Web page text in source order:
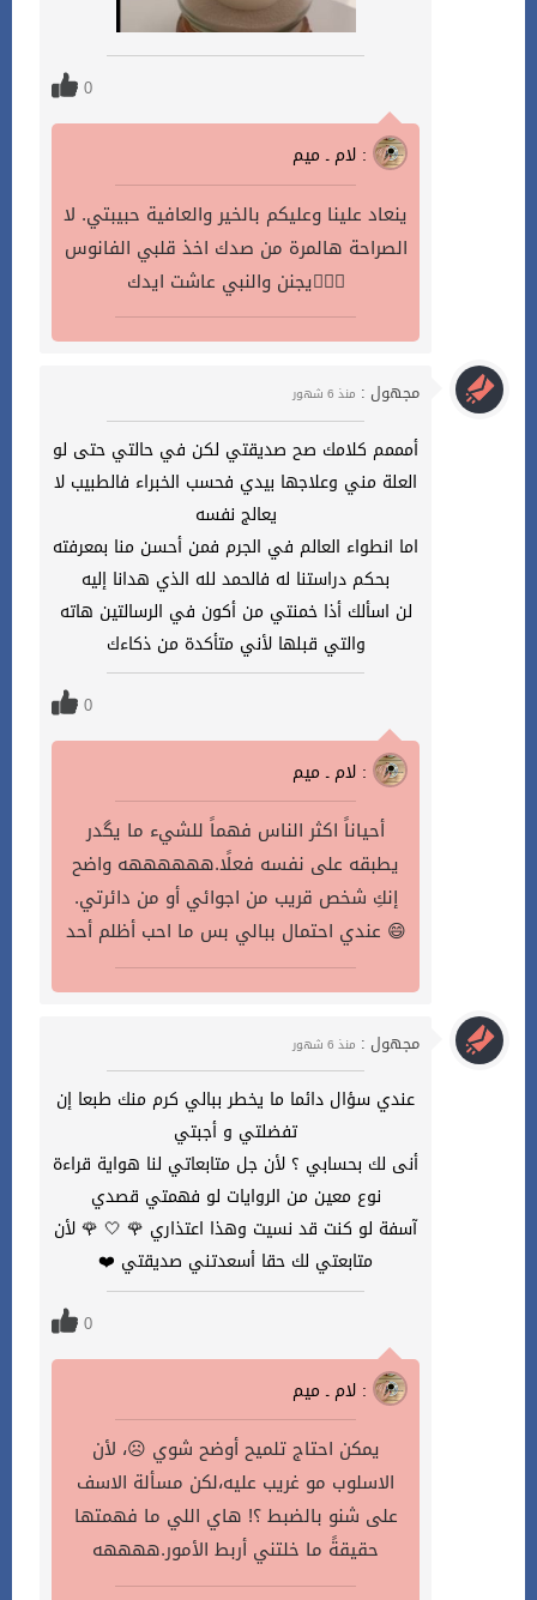
0
لام ـ ميم :
ينعاد علينا وعليكم بالخير والعافية حبيبتي. لا
الصراحة هالمرة من صدك اخذ قلبي الفانوس
يجنن والنبي عاشت ايدك👌🏻🌹
مجهول : منذ 6 شهور
أمممم كلامك صح صديقتي لكن في حالتي حتى لو
العلة مني وعلاجها بيدي فحسب الخبراء فالطبيب لا
يعالج نفسه
اما انطواء العالم في الجرم فمن أحسن منا بمعرفته
بحكم دراستنا له فالحمد لله الذي هدانا إليه
لن اسألك أذا خمنتي من أكون في الرسالتين هاته
والتي قبلها لأني متأكدة من ذكاءك
0
لام ـ ميم :
أحياناً اكثر الناس فهماً للشيء ما يگدر
يطبقه على نفسه فعلًا.ههههههه واضح
إنكِ شخص قريب من اجوائي أو من دائرتي.
عندي احتمال ببالي بس ما احب أظلم أحد 😄
مجهول : منذ 6 شهور
عندي سؤال دائما ما يخطر ببالي كرم منك طبعا إن
تفضلتي و أجبتي
أنى لك بحسابي ؟ لأن جل متابعاتي لنا هواية قراءة
نوع معين من الروايات لو فهمتي قصدي
آسفة لو كنت قد نسيت وهذا اعتذاري 🌹 🤍 🌹 لأن
متابعتي لك حقا أسعدتني صديقتي ❤️
0
لام ـ ميم :
يمكن احتاج تلميح أوضح شوي ☹️، لأن
الاسلوب مو غريب عليه،لكن مسألة الاسف
على شنو بالضبط ؟! هاي اللي ما فهمتها
حقيقةً ما خلتني أربط الأمور.ههههه